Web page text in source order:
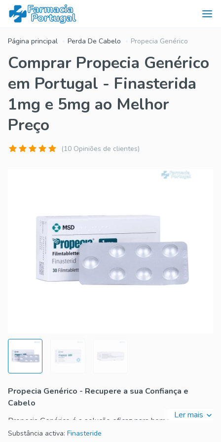
Página principal Perda De Cabelo Propecia Genérico
Comprar Propecia Genérico
em Portugal - Finasterida
1mg e 5mg ao Melhor
Preço
(10 Opiniões de clientes)
Propecia Genérico - Recupere a sua Confiança e
Cabelo
Propecia Genérico é a solução eficaz para homens que
desejam combater a queda de cabelo e restaurar a sua
Ler mais
Substância activa: Finasteride